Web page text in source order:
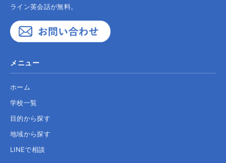
ライン英会話が無料。
メニュー
ホーム
学校一覧
目的から探す
地域から探す
LINEで相談